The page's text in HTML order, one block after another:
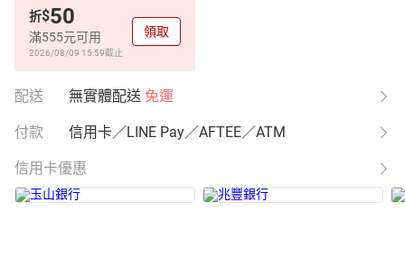
折$50
滿555元可用
2026/08/09 15:59截止
領取
配送 無實體配送 免運
付款 信用卡／LINE Pay／AFTEE／ATM
信用卡優惠